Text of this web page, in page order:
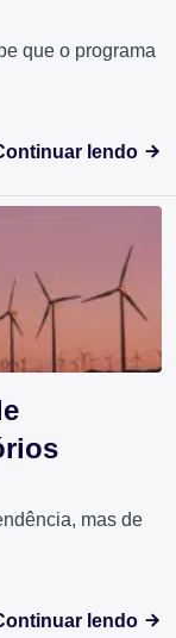
que o programa
lendo
mas de
lendo